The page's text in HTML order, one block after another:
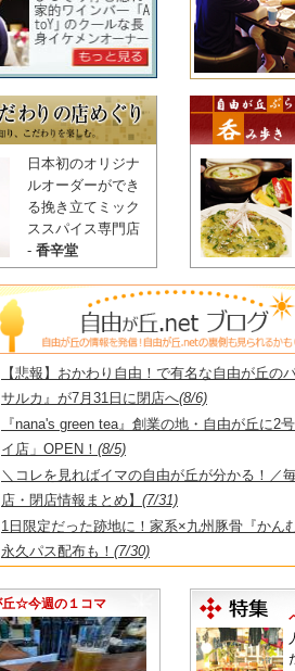
日本初のオリジナ
ルオーダーができ
る挽き立てミック
ススパイス専門店
- 香辛堂
【悲報】おかわり自由！で有名な自由が丘の
サルカ』が7月31日に閉店へ(8/6)
『nana's green tea』創業の地・自由が丘に2
イ店」OPEN！ (8/5)
＼コレを見ればイマの自由が丘が分かる！／
店・閉店情報まとめ】 (7/31)
1日限定だった跡地に！家系×九州豚骨『かん
永久パス配布も！ (7/30)
由が丘店』が閉店
丘☆今週の１コマ